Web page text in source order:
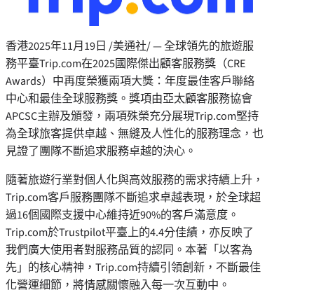
香港2025年11月19日 /美通社/ — 全球領先的旅遊服
務平臺Trip.com在2025國際傑出顧客服務獎（CRE
Awards）中再度榮獲兩項大獎：年度最佳客戶聯絡
中心和最佳全球服務獎。獎項由亞太顧客服務協會
APCSC主辦及頒發，兩項殊榮充分展現Trip.com堅持
為全球旅客提供卓越、無縫及人性化的服務理念，也
見證了團隊不斷追求服務卓越的決心。
隨著旅遊行業對個人化與高效服務的需求持續上升，
Trip.com客戶服務團隊不斷追求卓越表現，於全球超
過16個國際支援中心維持近90%的客戶滿意度。
Trip.com於Trustpilot平臺上的4.4分佳績，亦反映了
我們廣大使用者對服務品質的認同。本著「以客為
先」的核心精神，Trip.com持續引領創新，不斷最佳
化營運細節，將情感關懷融入每一次互動中。